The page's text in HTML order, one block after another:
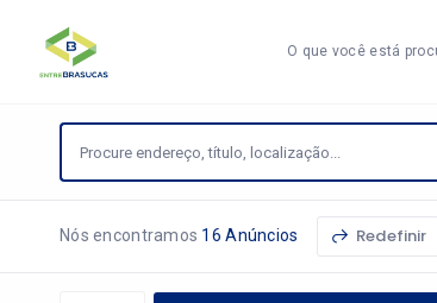
O que você está
Nós encontramos 16 Anúncios Redefinir